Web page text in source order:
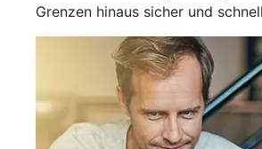
Grenzen hinaus sicher und